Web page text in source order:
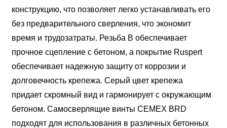
конструкцию, что позволяет легко устанавливать его
без предварительного сверления, что экономит
время и трудозатраты. Резьба B обеспечивает
прочное сцепление с бетоном, а покрытие Ruspert
обеспечивает надежную защиту от коррозии и
долговечность крепежа. Серый цвет крепежа
придает скромный вид и гармонирует с окружающим
бетоном. Самосверлящие винты CEMEX BRD
подходят для использования в различных бетонных